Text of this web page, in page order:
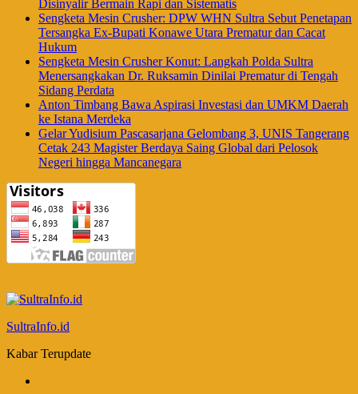
Disinyalir Bermain Rapi dan Sistematis
Sengketa Mesin Crusher: DPW WHN Sultra Sebut Penetapan
Tersangka Ex-Bupati Konawe Utara Prematur dan Cacat
Hukum
Sengketa Mesin Crusher Konut: Langkah Polda Sultra
Menersangkakan Dr. Ruksamin Dinilai Prematur di Tengah
Sidang Perdata
Anton Timbang Bawa Aspirasi Investasi dan UMKM Daerah
ke Istana Merdeka
Gelar Yudisium Pascasarjana Gelombang 3, UNIS Tangerang
Cetak 243 Magister Berdaya Saing Global dari Pelosok
Negeri hingga Mancanegara
SultraInfo.id
Kabar Terupdate